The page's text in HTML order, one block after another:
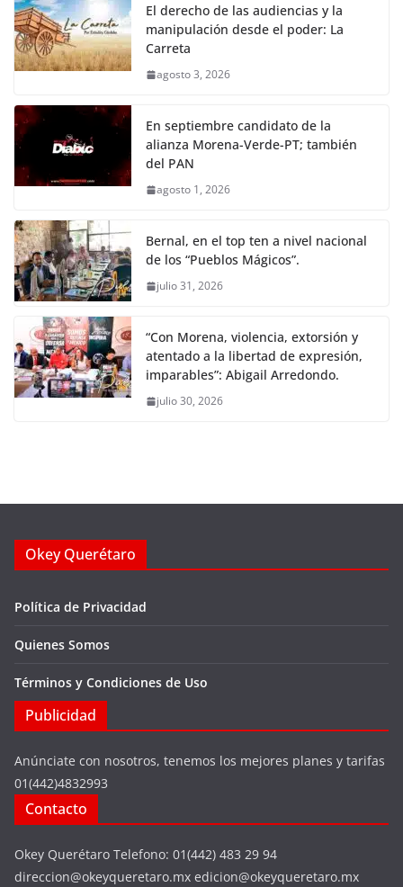
El derecho de las audiencias y la
manipulación desde el poder: La
Carreta
agosto 3, 2026
En septiembre candidato de la
alianza Morena-Verde-PT; también
del PAN
agosto 1, 2026
Bernal, en el top ten a nivel nacional
de los “Pueblos Mágicos”.
julio 31, 2026
“Con Morena, violencia, extorsión y
atentado a la libertad de expresión,
imparables”: Abigail Arredondo.
julio 30, 2026
Okey Querétaro
Política de Privacidad
Quienes Somos
Términos y Condiciones de Uso
Publicidad
Anúnciate con nosotros, tenemos los mejores planes y tarifas
01(442)4832993
Contacto
Okey Querétaro Telefono: 01(442) 483 29 94
direccion@okeyqueretaro.mx edicion@okeyqueretaro.mx